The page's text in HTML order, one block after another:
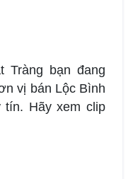
Tràng bạn đang
vị bán Lộc Bình
tín. Hãy xem clip